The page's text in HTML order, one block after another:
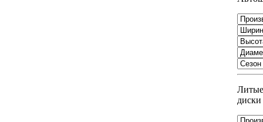
Литые
диски